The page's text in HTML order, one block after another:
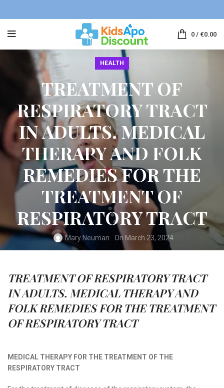
0 / €0.00
HEALTH
TREATMENT OF
RESPIRATORY TRACT
IN ADULTS. MEDICAL
THERAPY AND FOLK
REMEDIES FOR THE
TREATMENT OF
RESPIRATORY TRACT
Mary Neuman On March 23, 2024
TREATMENT OF RESPIRATORY TRACT
IN ADULTS. MEDICAL THERAPY AND
FOLK REMEDIES FOR THE TREATMENT
OF RESPIRATORY TRACT
MEDICAL THERAPY FOR THE TREATMENT OF THE
RESPIRATORY TRACT